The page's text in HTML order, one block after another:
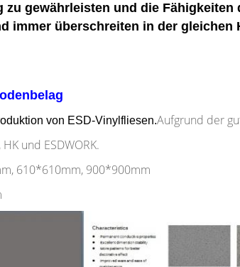
gewährleisten und die
immer überschreiten in der
von ESD-Vinylfliesen.Aufgrund der
und ESDWORK.
610*610mm, 900*900mm